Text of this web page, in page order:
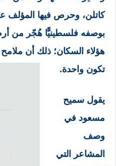
كاتلن، وحرص فيها المؤلف
بوصفه فلسطينيًّا هُجّر من
هؤلاء السكان؛ ذلك أن
تكون واحدة.
يقول سميح
مسعود في
وصف
المشاعر التي